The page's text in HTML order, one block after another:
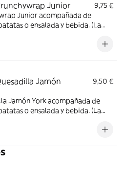
Junior
9,75 €
Junior acompañada de
o ensalada y bebida. (La
Jamón
9,50 €
Jamón York acompañada de
o ensalada y bebida. (La